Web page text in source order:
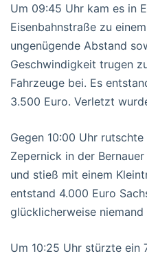
Um 09:45 Uhr kam es in
Eisenbahnstraße zu
ungenügende Abstand
Geschwindigkeit trugen
Fahrzeuge bei. Es
3.500 Euro. Verletzt
Gegen 10:00 Uhr
Zepernick in der
und stieß mit einem
entstand 4.000 Euro
glücklicherweise
Um 10:25 Uhr stürzte ein